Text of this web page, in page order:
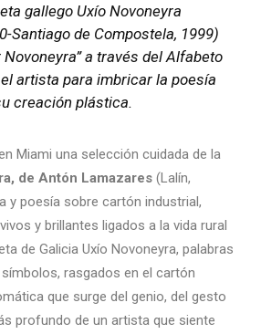
gallego Uxío Novoneyra
Santiago de Compostela, 1999)
a través del Alfabeto
artista para imbricar la poesía
creación plástica.
Miami una selección cuidada de la
de Antón Lamazares (Lalín,
y poesía sobre cartón industrial,
y brillantes ligados a la vida rural
de Galicia Uxío Novoneyra, palabras
rasgados en el cartón
que surge del genio, del gesto
profundo de un artista que siente